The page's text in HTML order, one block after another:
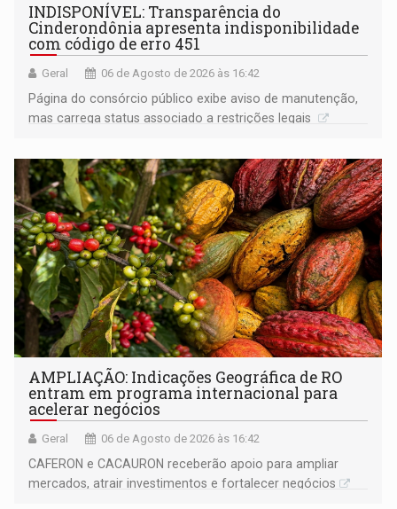
INDISPONÍVEL: Transparência do
Cinderondônia apresenta indisponibilidade
com código de erro 451
Geral 06 de Agosto de 2026 às 16:42
Página do consórcio público exibe aviso de manutenção,
mas carrega status associado a restrições legais
AMPLIAÇÃO: Indicações Geográfica de RO
entram em programa internacional para
acelerar negócios
Geral 06 de Agosto de 2026 às 16:42
CAFERON e CACAURON receberão apoio para ampliar
mercados, atrair investimentos e fortalecer negócios